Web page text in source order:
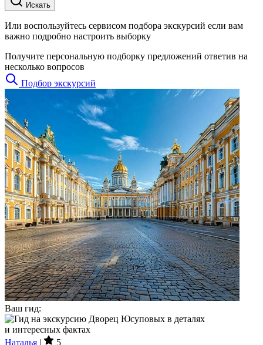
Искать
Или воспользуйтесь сервисом подбора экскурсий если вам
важно подробно настроить выборку
Получите персональную подборку предложений ответив на
несколько вопросов
Подбор экскурсий
Ваш гид:
Наталья |
5